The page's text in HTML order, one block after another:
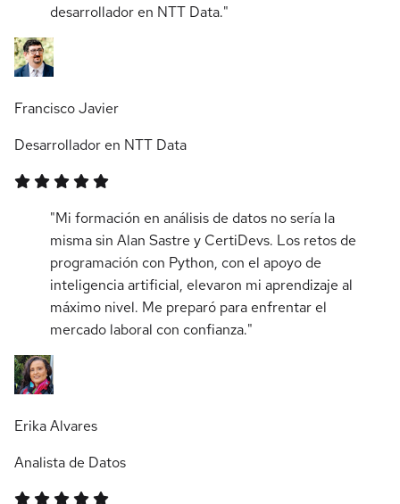
desarrollador en NTT Data."
Francisco Javier
Desarrollador en NTT Data
"Mi formación en análisis de datos no sería la
misma sin Alan Sastre y CertiDevs. Los retos de
programación con Python, con el apoyo de
inteligencia artificial, elevaron mi aprendizaje al
máximo nivel. Me preparó para enfrentar el
mercado laboral con confianza."
Erika Alvares
Analista de Datos